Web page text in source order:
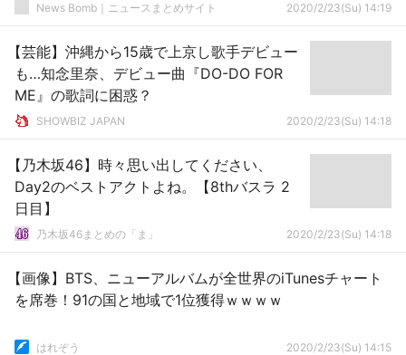
News Bomb｜ニュースまとめサイト 2020/2/23(Su) 14:19
【芸能】沖縄から15歳で上京し歌手デビュー
も…知念里奈、デビュー曲『DO-DO FOR
ME』の歌詞に困惑？
SHOWBIZ JAPAN 2020/2/23(Su) 14:18
【乃木坂46】時々思い出してください、
Day2のベストアクトよね。【8thバスラ 2
日目】
乃木坂46まとめの「ま」 2020/2/23(Su) 14:18
【画像】BTS、ニューアルバムが全世界のiTunesチャート
を席巻！91の国と地域で1位獲得ｗｗｗｗ
はれぞう 2020/2/23(Su) 14:15